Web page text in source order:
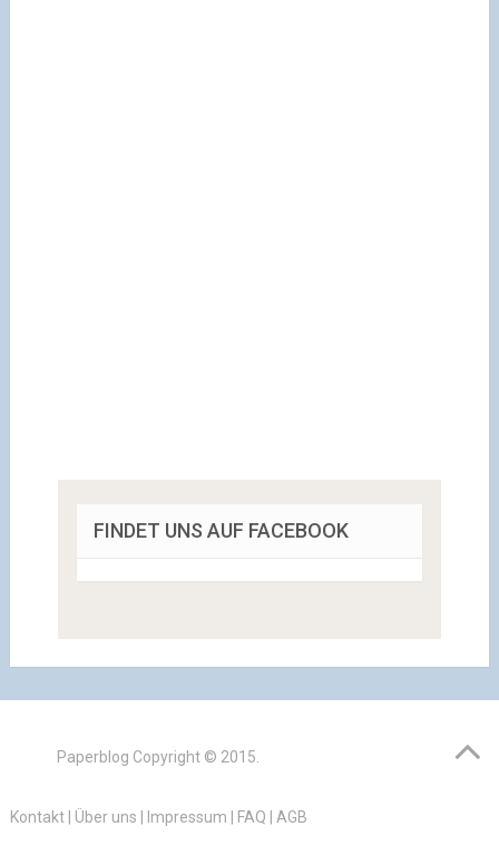
FINDET UNS AUF FACEBOOK
Paperblog Copyright © 2015.
Kontakt| Über uns Impressum FAQ AGB